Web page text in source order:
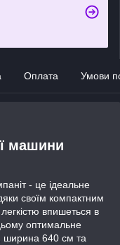
Оплата Умови
машини
- це ідеальне
своїм компактним
впишеться в
оптимальне
ширина 640 см та